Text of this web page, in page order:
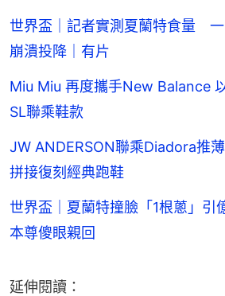
世界盃｜記者實測夏蘭特食量
崩潰投降｜有片
Miu Miu 再度攜手New Balance
SL聯乘鞋款
JW ANDERSON聯乘Diadora推
拼接復刻經典跑鞋
世界盃｜夏蘭特撞臉「1根蔥」
本尊傻眼親回
延伸閱讀：